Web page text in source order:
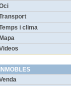
i clima
Mapa
INMOBLES